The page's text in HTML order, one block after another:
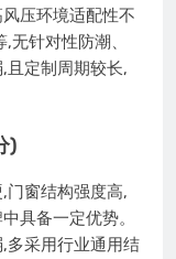
压环境适配性不
针对性防潮、
且定制周期较长,
)
门窗结构强度高,
具备一定优势。
多采用行业通用结